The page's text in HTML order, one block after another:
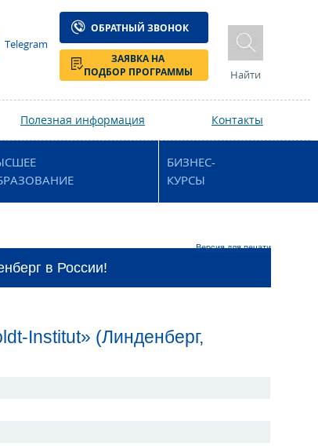
Telegram
ОБРАТНЫЙ ЗВОНОК
ЗАЯВКА НА
ПОДБОР ПРОГРАММЫ
Найти
Полезная информация Контакты
БИЗНЕС-
КУРСЫ
Версия для печати
в России!
Institut» (Линденберг,